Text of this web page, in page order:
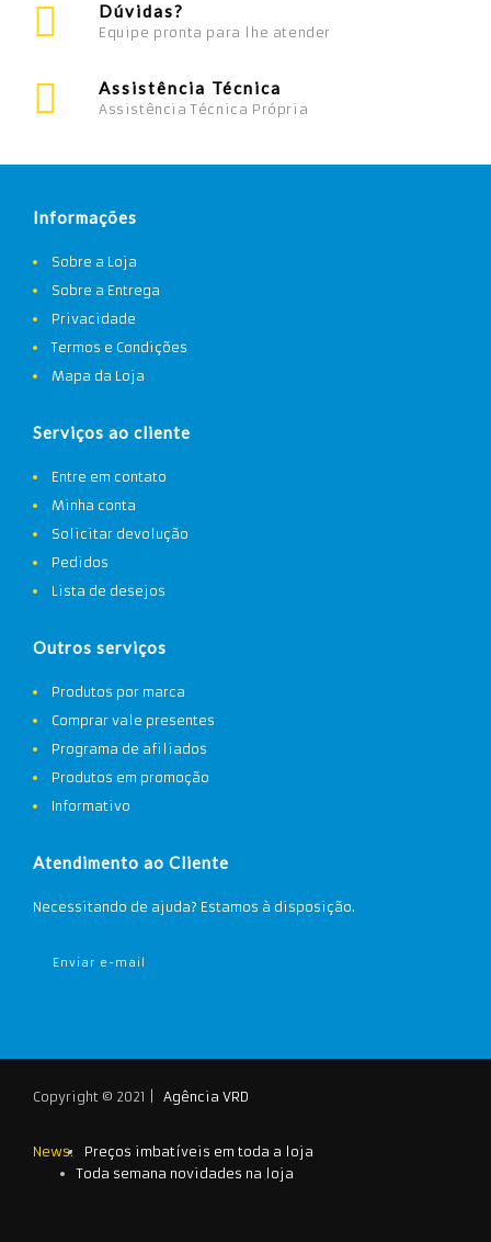
Dúvidas?
Equipe pronta para lhe atender
Assistência Técnica
Assistência Técnica Própria
Informações
Sobre a Loja
Sobre a Entrega
Privacidade
Termos e Condições
Mapa da Loja
Serviços ao cliente
Entre em contato
Minha conta
Solicitar devolução
Pedidos
Lista de desejos
Outros serviços
Produtos por marca
Comprar vale presentes
Programa de afiliados
Produtos em promoção
Informativo
Atendimento ao Cliente
Necessitando de ajuda? Estamos à disposição.
Enviar e-mail
Copyright © 2021 | Agência VRD
News:
Preços imbatíveis em toda a loja
Toda semana novidades na loja